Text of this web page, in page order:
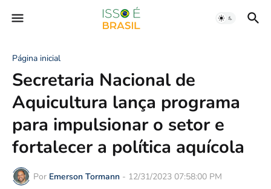
Página inicial
Secretaria Nacional de
Aquicultura lança programa
para impulsionar o setor e
fortalecer a política aquícola
Por Emerson Tormann - 12/31/2023 07:58:00 PM